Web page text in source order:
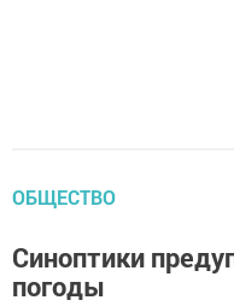
ОБЩЕСТВО
Синоптики
погоды